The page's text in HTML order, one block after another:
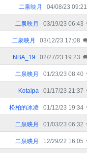
二泉映月 04/08/23 09:21
二泉映月 03/19/23 06:43
二泉映月 03/12/23 17:08
NBA_19 02/27/23 19:23
二泉映月 01/23/23 08:40
Kotalpa 01/17/23 21:37
松柏的冰凌 01/12/23 19:34
二泉映月 01/03/23 06:32
二泉映月 12/29/22 16:05